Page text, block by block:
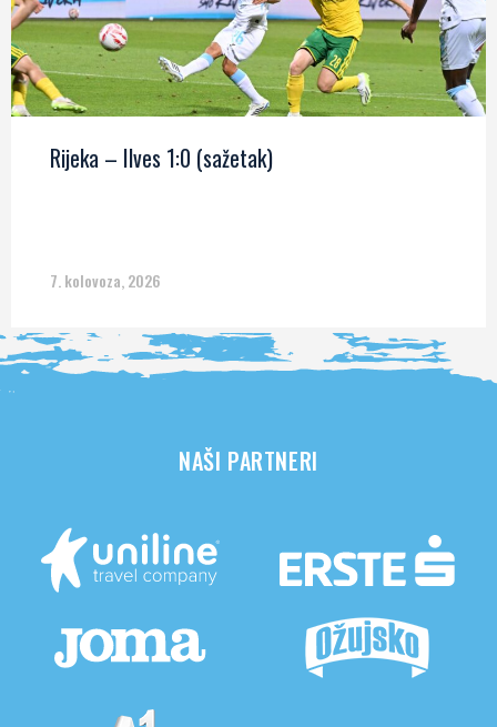
Rijeka – Ilves 1:0 (sažetak)
7. kolovoza, 2026
NAŠI PARTNERI